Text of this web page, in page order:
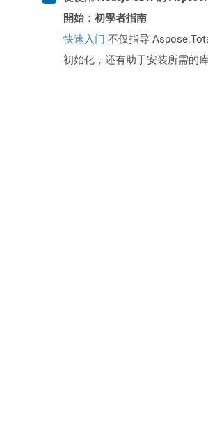
開始：初學者指南
快速入门 不仅指导
初始化，还有助于安装所需的库